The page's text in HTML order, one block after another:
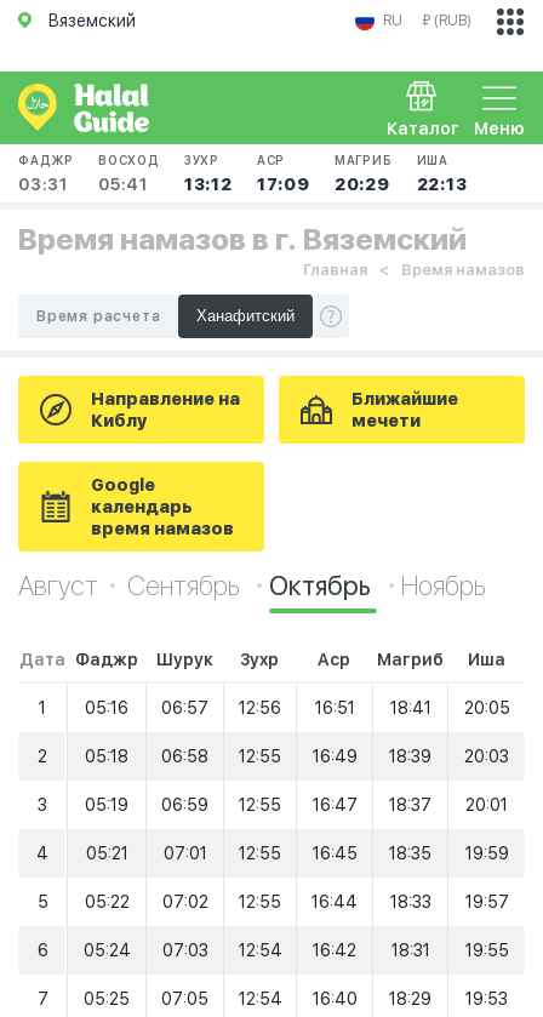
Вяземский RU ₽ (RUB)
Меню
Каталог
ФАДЖР
03:31
ВОСХОД
05:41
ЗУХР
13:12
АСР
17:09
МАГРИБ
20:29
ИША
22:13
Время намазов в г. Вяземский
Главная Время намазов
Время расчета
Направление на
Киблу
Ближайшие
мечети
Google
календарь
время намазов
Август Сентябрь Октябрь Ноябрь
Дата Фаджр Шурук Зухр Аср Магриб Иша
1 05:16 06:57 12:56 16:51 18:41 20:05
2 05:18 06:58 12:55 16:49 18:39 20:03
3 05:19 06:59 12:55 16:47 18:37 20:01
4 05:21 07:01 12:55 16:45 18:35 19:59
5 05:22 07:02 12:55 16:44 18:33 19:57
6 05:24 07:03 12:54 16:42 18:31 19:55
7 05:25 07:05 12:54 16:40 18:29 19:53